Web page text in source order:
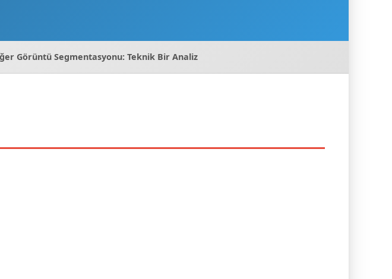
Görüntü Segmentasyonu: Teknik Bir Analiz